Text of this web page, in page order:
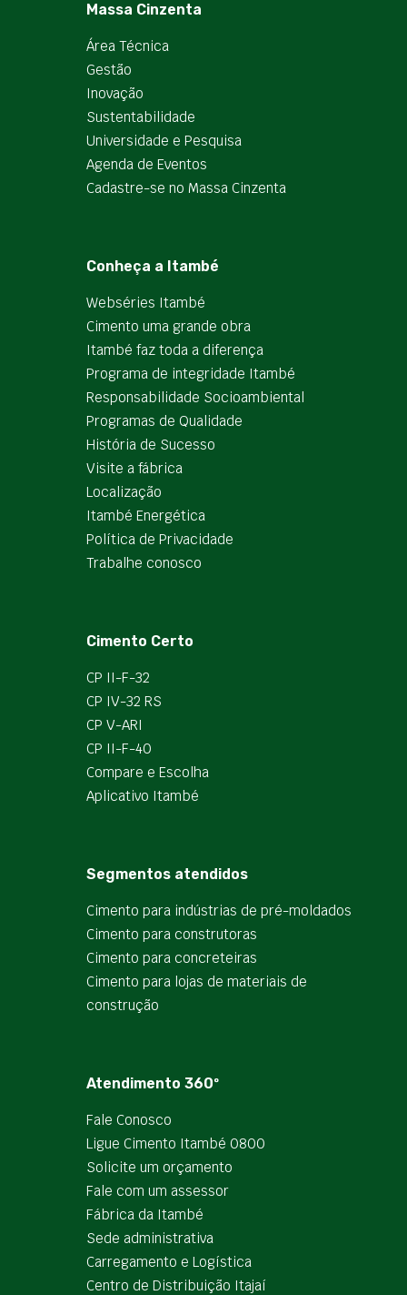
Massa Cinzenta
Área Técnica
Gestão
Inovação
Sustentabilidade
Universidade e Pesquisa
Agenda de Eventos
Cadastre-se no Massa Cinzenta
Conheça a Itambé
Webséries Itambé
Cimento uma grande obra
Itambé faz toda a diferença
Programa de integridade Itambé
Responsabilidade Socioambiental
Programas de Qualidade
História de Sucesso
Visite a fábrica
Localização
Itambé Energética
Política de Privacidade
Trabalhe conosco
Cimento Certo
CP II-F-32
CP IV-32 RS
CP V-ARI
CP II-F-40
Compare e Escolha
Aplicativo Itambé
Segmentos atendidos
Cimento para indústrias de pré-moldados
Cimento para construtoras
Cimento para concreteiras
Cimento para lojas de materiais de
construção
Atendimento 360º
Fale Conosco
Ligue Cimento Itambé 0800
Solicite um orçamento
Fale com um assessor
Fábrica da Itambé
Sede administrativa
Carregamento e Logística
Centro de Distribuição Itajaí